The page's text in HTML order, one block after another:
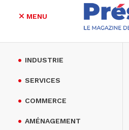
MENU
INDUSTRIE
SERVICES
COMMERCE
AMÉNAGEMENT